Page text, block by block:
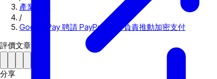
產業新聞
/
Google Pay 聘請 PayPal Exec 負責推動加密支付
評價文章
分享